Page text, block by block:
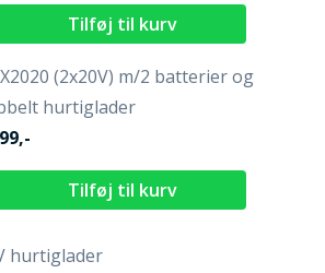
(2x20V) m/2 batterier og
hurtiglader
hurtiglader